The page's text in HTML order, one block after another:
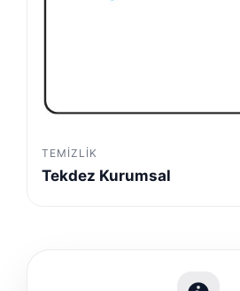
TEMIZLIK
Tekdez Kurumsal